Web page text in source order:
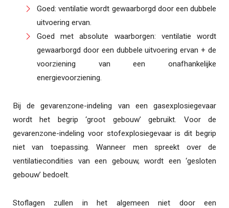
Goed: ventilatie wordt gewaarborgd door een dubbele
uitvoering ervan.
Goed met absolute waarborgen: ventilatie wordt
gewaarborgd door een dubbele uitvoering ervan + de
voorziening van een onafhankelijke
energievoorziening.
Bij de gevarenzone-indeling van een gasexplosiegevaar
wordt het begrip ‘groot gebouw’ gebruikt. Voor de
gevarenzone-indeling voor stofexplosiegevaar is dit begrip
niet van toepassing. Wanneer men spreekt over de
ventilatiecondities van een gebouw, wordt een ‘gesloten
gebouw’ bedoelt.
Stoflagen zullen in het algemeen niet door een